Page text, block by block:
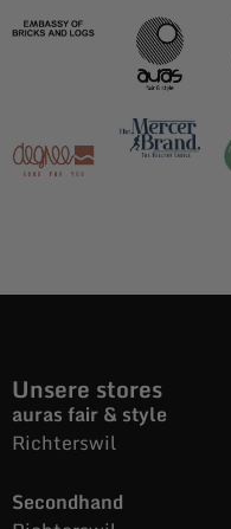
Unsere stores
auras fair & style
Richterswil